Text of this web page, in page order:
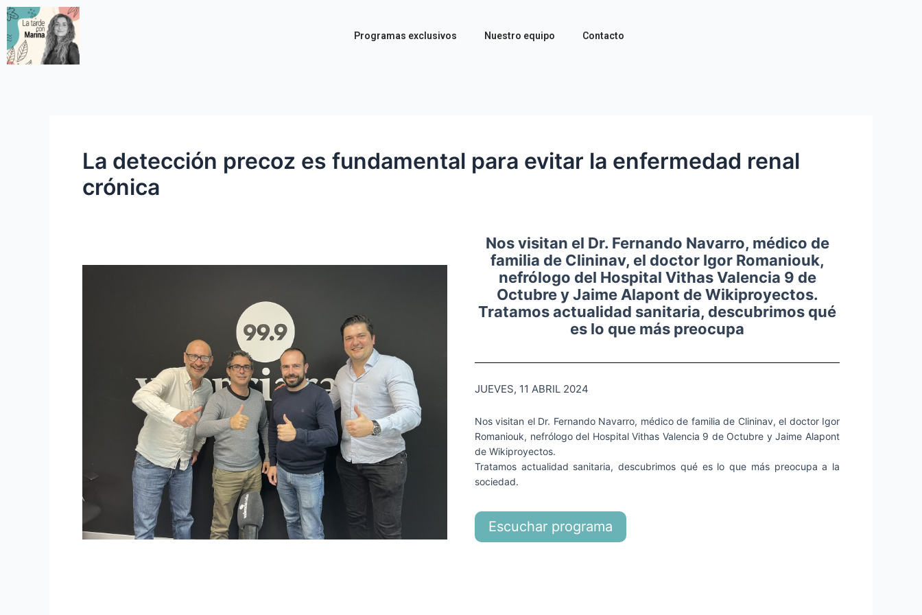
Programas exclusivos Nuestro equipo Contacto
La detección precoz es fundamental para evitar la enfermedad renal
crónica
Nos visitan el Dr. Fernando Navarro, médico de
familia de Clininav, el doctor Igor Romaniouk,
nefrólogo del Hospital Vithas Valencia 9 de
Octubre y Jaime Alapont de Wikiproyectos.
Tratamos actualidad sanitaria, descubrimos qué
es lo que más preocupa
JUEVES, 11 ABRIL 2024
Nos visitan el Dr. Fernando Navarro, médico de familia de Clininav, el doctor Igor
Romaniouk, nefrólogo del Hospital Vithas Valencia 9 de Octubre y Jaime Alapont
de Wikiproyectos.
Tratamos actualidad sanitaria, descubrimos qué es lo que más preocupa a la
sociedad.
Escuchar programa